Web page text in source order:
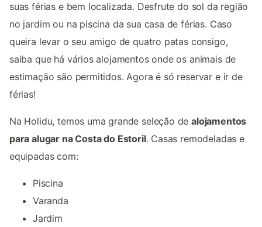
suas férias e bem localizada. Desfrute do sol da região
no jardim ou na piscina da sua casa de férias. Caso
queira levar o seu amigo de quatro patas consigo,
saiba que há vários alojamentos onde os animais de
estimação são permitidos. Agora é só reservar e ir de
férias!
Na Holidu, temos uma grande seleção dealojamentos
para alugar na Costa do Estoril. Casas remodeladas e
equipadas com:
Piscina
Varanda
Jardim